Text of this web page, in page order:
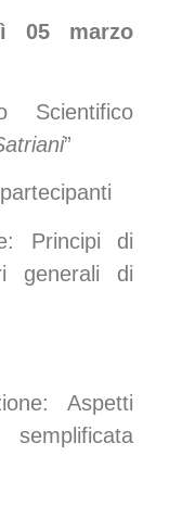
05 marzo
Scientifico
”
Principi di
generali di
Aspetti